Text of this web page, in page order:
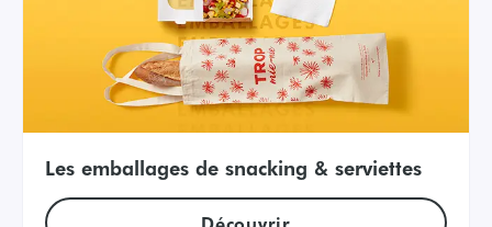
Les emballages de snacking & serviettes